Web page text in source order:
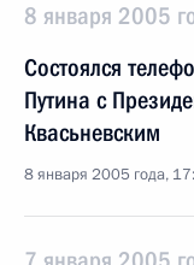
8 января 2005
Состоялся
Путина с
Квасьневским
8 января 2005 года,